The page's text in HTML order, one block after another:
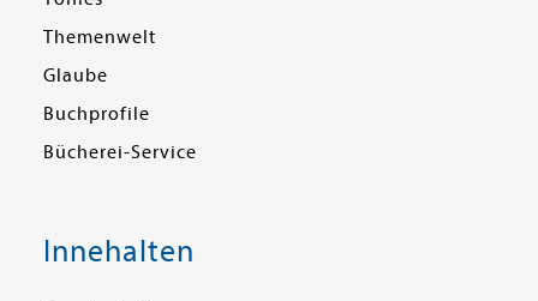
Themenwelt
Glaube
Buchprofile
Bücherei-Service
Innehalten